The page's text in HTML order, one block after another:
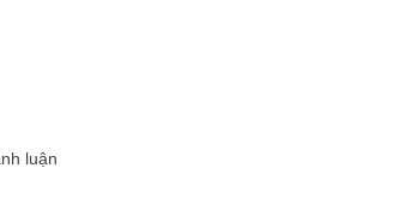
luận